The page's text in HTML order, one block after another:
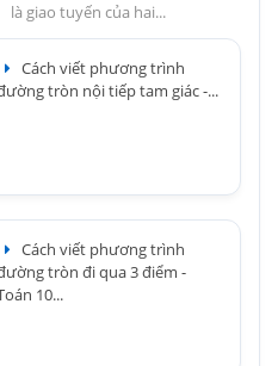
là giao tuyến của hai...
Cách viết phương trình
tròn nội tiếp tam giác -...
Cách viết phương trình
tròn đi qua 3 điểm -
10...